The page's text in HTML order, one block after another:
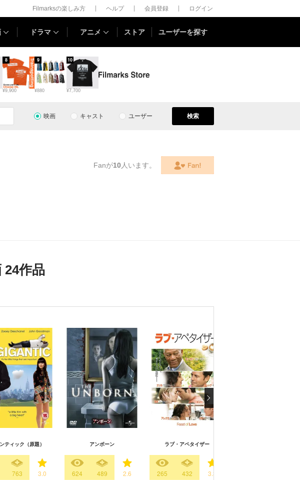
Filmarksの楽しみ方 ヘルプ 会員登録 ログイン
ドラマ アニメ ストア ユーザーを探す
¥9,900
8
¥880
9
¥7,700
10
映画 キャスト ユーザー 検索
Fanが10 人います。
24作品
ティック（原題）
763 3.0
アンボーン
624 489 2.6
ラブ・アペタイザー
265 432 3.3